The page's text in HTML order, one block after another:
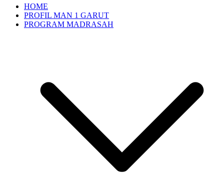
HOME
PROFIL MAN 1 GARUT
PROGRAM MADRASAH